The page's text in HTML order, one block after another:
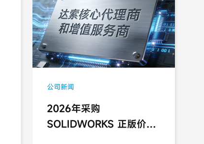
公司新闻
2026年采购
SOLIDWORKS 正版价格